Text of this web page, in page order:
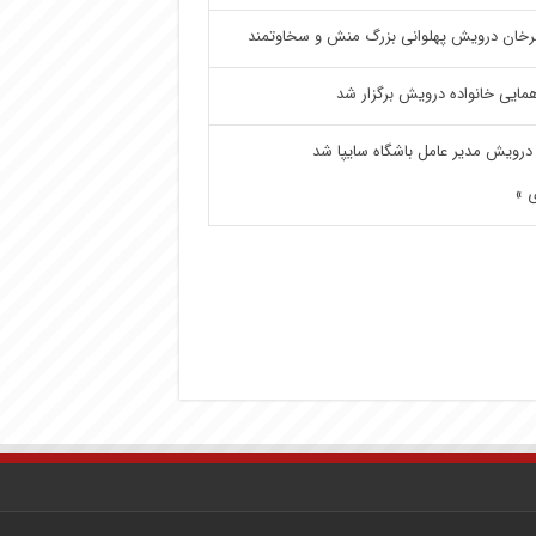
درویش پهلوانی بزرگ منش و سخاوتمند
خانواده درویش برگزار شد
مدیر عامل باشگاه سایپا شد
»